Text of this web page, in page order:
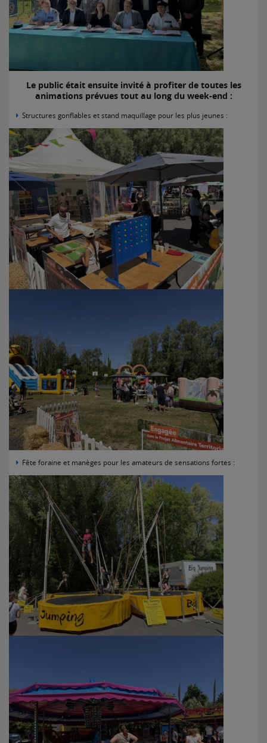
Le public était ensuite invité à profiter de toutes les
animations prévues tout au long du week-end :
Structures gonflables et stand maquillage pour les plus jeunes :
Fête foraine et manèges pour les amateurs de sensations fortes :